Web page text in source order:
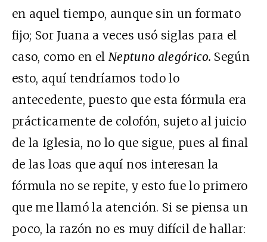
en aquel tiempo, aunque sin un formato
fijo; Sor Juana a veces usó siglas para el
caso, como en el Neptuno alegórico. Según
esto, aquí tendríamos todo lo
antecedente, puesto que esta fórmula era
prácticamente de colofón, sujeto al juicio
de la Iglesia, no lo que sigue, pues al final
de las loas que aquí nos interesan la
fórmula no se repite, y esto fue lo primero
que me llamó la atención. Si se piensa un
poco, la razón no es muy difícil de hallar: